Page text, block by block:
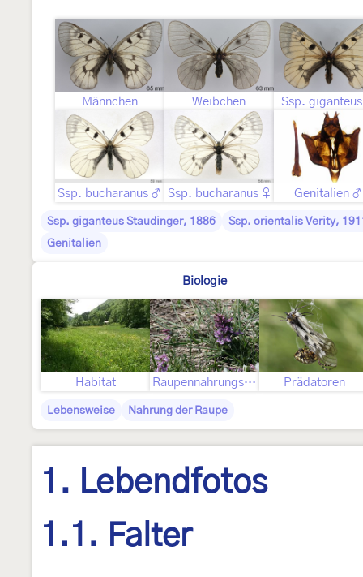
Männchen Weibchen Ssp.
Ssp. bucharanus ♂ Ssp. bucharanus ♀ Genitalien ♂
Ssp. giganteus Staudinger, 1886
Ssp. orientalis Verity,
Genitalien
Biologie
Habitat Raupennahrungspflanzen Prädatoren
Lebensweise Nahrung der Raupe
1. Lebendfotos
1.1. Falter